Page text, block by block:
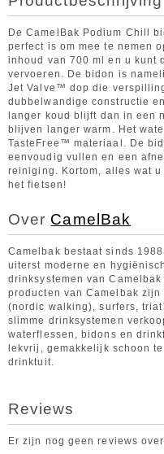
De CamelBak Podium Chill
perfect is om mee te nemen
inhoud van 700 ml en u kunt
vervoeren. De bidon is
Jet Valve™ dop die
dubbelwandige constructie
langer koud blijft dan in een
blijven langer warm. Het
TasteFree™ materiaal. De
eenvoudig vullen en een
reiniging. Kortom, alles wat
het fietsen!
Over CamelBak
Camelbak bestaat sinds
uiterst moderne en
drinksystemen van
producten van Camelbak
(nordic walking), surfers,
slimme drinksystemen
waterflessen, bidons en
lekvrij, gemakkelijk schoon
drinktuit.
Reviews
Er zijn nog geen reviews